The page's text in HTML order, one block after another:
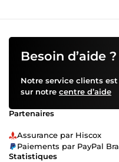
Besoin d’aide ?
Notre service clients
sur notre centre d’aide
Partenaires
Assurance par Hiscox
Paiements par PayPal
Statistiques